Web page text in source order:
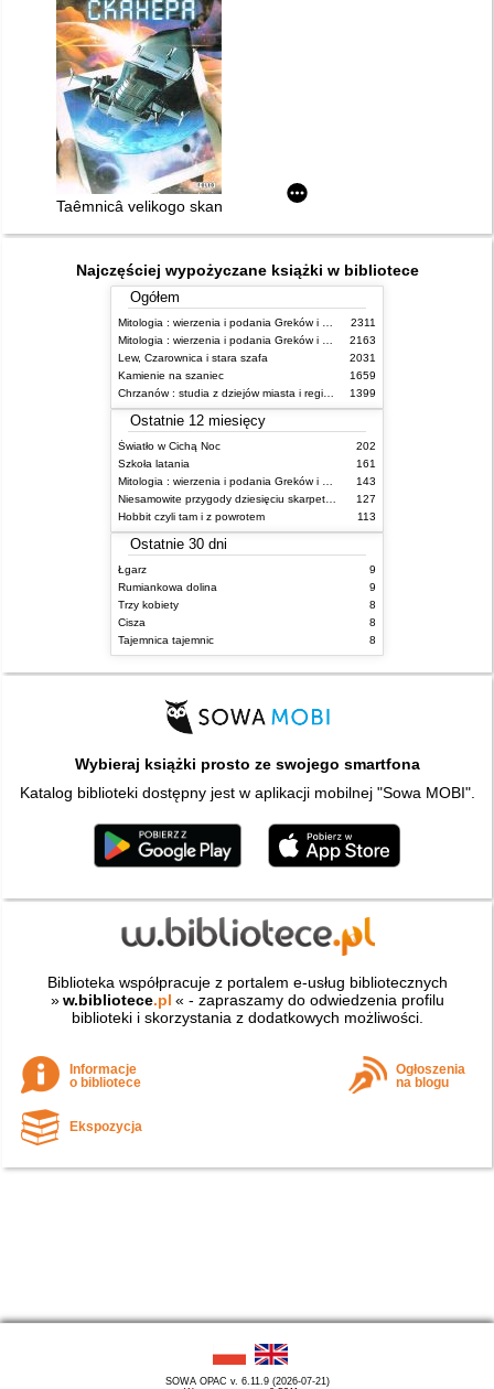
Taêmnicâ velikogo skanera
Najczęściej wypożyczane książki w bibliotece
Ogółem
2311
2163
Lew, Czarownica i stara szafa
2031
Kamienie na szaniec
1659
1399
Ostatnie 12 miesięcy
Światło w Cichą Noc
202
Szkoła latania
161
143
127
Hobbit czyli tam i z powrotem
113
Ostatnie 30 dni
Łgarz
9
Rumiankowa dolina
9
Trzy kobiety
8
Cisza
8
Tajemnica tajemnic
8
Wybieraj książki prosto ze swojego smartfona
Katalog biblioteki dostępny jest w aplikacji mobilnej "Sowa MOBI".
Biblioteka współpracuje z portalem e-usług bibliotecznych
» w.bibliotece.pl « - zapraszamy do odwiedzenia profilu
biblioteki i skorzystania z dodatkowych możliwości.
Informacje
o bibliotece
Ogłoszenia
na blogu
Ekspozycja
SOWA OPAC v. 6.11.9 (2026-07-21)